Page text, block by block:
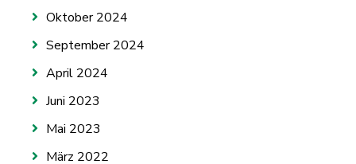
Oktober 2024
September 2024
April 2024
Juni 2023
Mai 2023
März 2022